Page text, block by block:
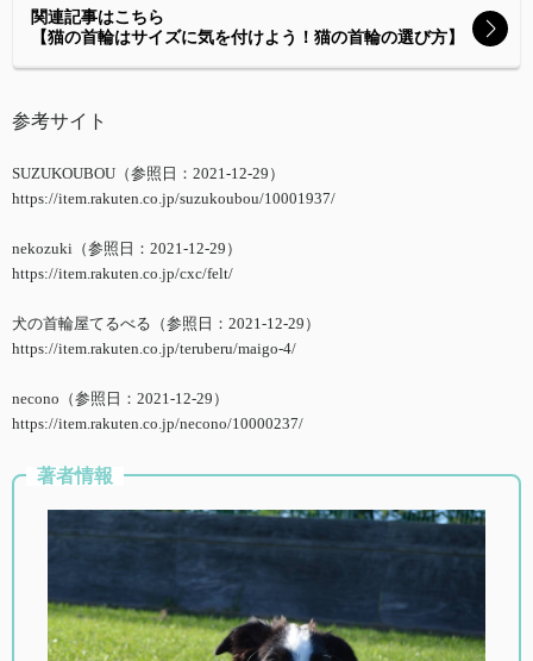
関連記事はこちら
【猫の首輪はサイズに気を付けよう！猫の首輪の選び方】
参考サイト
SUZUKOUBOU（参照日：2021-12-29）
https://item.rakuten.co.jp/suzukoubou/10001937/
nekozuki（参照日：2021-12-29）
https://item.rakuten.co.jp/cxc/felt/
犬の首輪屋てるべる（参照日：2021-12-29）
https://item.rakuten.co.jp/teruberu/maigo-4/
necono（参照日：2021-12-29）
https://item.rakuten.co.jp/necono/10000237/
著者情報